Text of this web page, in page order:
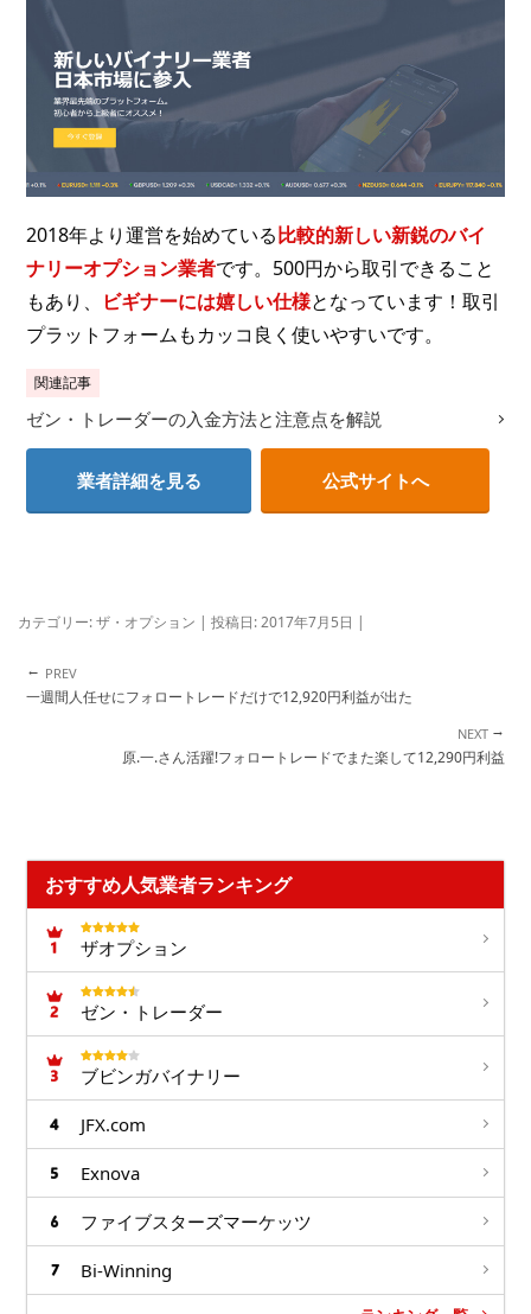
2018年より運営を始めている比較的新しい新鋭のバイ
ナリーオプション業者です。500円から取引できること
もあり、
ビギナーには嬉しい仕様となっています！取引
プラットフォームもカッコ良く使いやすいです。
関連記事
ゼン・トレーダーの入金方法と注意点を解説
業者詳細を見る 公式サイトへ
カテゴリー:ザ・オプション | 投稿日:2017年7月5日 |
投稿ナビゲーション
←
一週間人任せにフォロートレードだけで12,920円利益が出た
原.一.さん活躍!フォロートレードでまた楽して12,290円利益
→
おすすめ人気業者ランキング
ザオプション
ゼン・トレーダー
ブビンガバイナリー
JFX.com
Exnova
ファイブスターズマーケッツ
Bi-Winning